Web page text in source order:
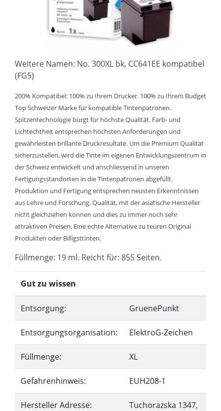
Weitere Namen: No. 300XL bk, CC641EE kompatibel
(FG5)
200% Kompatibel: 100% zu Ihrem Drucker. 100% zu Ihrem Budget
Top Schweizer Marke für kompatible Tintenpatronen.
Spitzentechnologie bürgt für höchste Qualität. Farb- und
Lichtechtheit entsprechen höchsten Anforderungen und
gewährleisten brillante Druckresultate. Um die Premium Qualität
sicherzustellen, wird die Tinte im eigenen Entwicklungszentrum in
der Schweiz entwickelt und anschliessend in unseren
Fertigungsstandorten in die Tintenpatronen abgefüllt.
Produktion und Fertigung entsprechen neusten Erkenntnissen
aus Lehre und Forschung. Qualität, mit der asiatische Hersteller
nicht gleichziehen können und dies zu immer noch sehr
attraktiven Preisen. Eine echte Alternative zu teuren Original
Produkten oder Billigsttinten.
Füllmenge: 19 ml. Reicht für: 855 Seiten.
Gut zu wissen
Entsorgung: GruenePunkt
Entsorgungsorganisation: ElektroG-Zeichen
Füllmenge: XL
Gefahrenhinweis: EUH208-1
Hersteller Adresse:
Tuchorazska 1347,